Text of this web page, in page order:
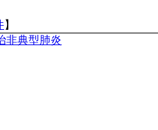
】
非典型肺炎